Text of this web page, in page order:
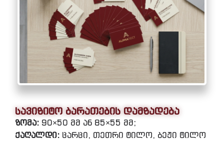
სავიზიტო ბარათების დამზადება
ზომა: 90×50 მმ ან 85×55 მმ;
ქაღალდი: ცარცი, თეთრი ტილო, ბეჟი ტილო